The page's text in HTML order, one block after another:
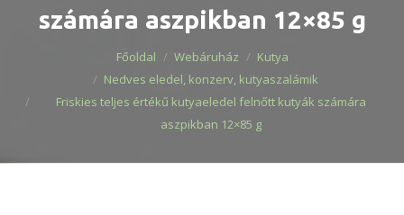
számára aszpikban 12×85 g
Főoldal Webáruház
Kutya
Nedves eledel, konzerv, kutyaszalámik
Friskies teljes értékű kutyaeledel felnőtt kutyák számára
aszpikban 12×85 g